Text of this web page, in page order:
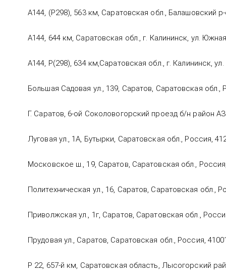
А144, (Р298), 563 км, Саратовская обл., Балашовский
А144, 644 км, Саратовская обл., г. Калининск, ул.
А144, Р(298), 634 км,Саратовская обл., г. Калининск,
Большая Садовая ул., 139, Саратов, Саратовская обл.,
Г. Саратов, 6-ой Соколовогорский проезд б/н район
Луговая ул., 1А, Бутырки, Саратовская обл., Россия,
Московское ш., 19, Саратов, Саратовская обл.,
Политехническая ул., 16, Саратов, Саратовская обл.,
Приволжская ул., 1г, Саратов, Саратовская обл.,
Прудовая ул., Саратов, Саратовская обл., Россия,
Р 22, 657-й км, Саратовская область, Лысогорский